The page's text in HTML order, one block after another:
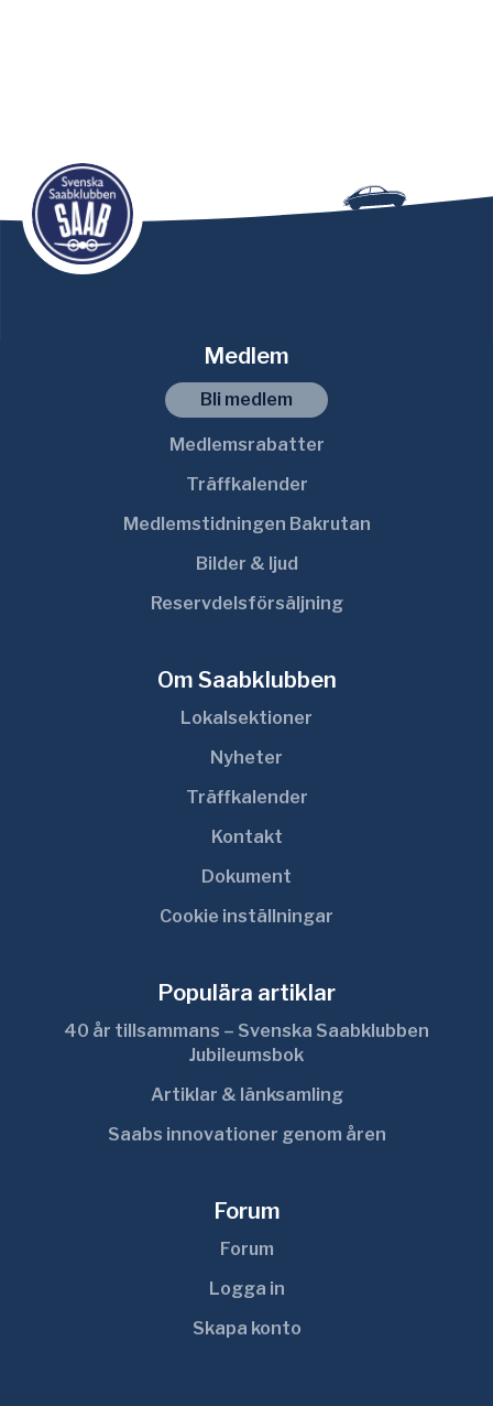
Medlem
Bli medlem
Medlemsrabatter
Träffkalender
Medlemstidningen Bakrutan
Bilder & ljud
Reservdelsförsäljning
Om Saabklubben
Lokalsektioner
Nyheter
Träffkalender
Kontakt
Dokument
Cookie inställningar
Populära artiklar
40 år tillsammans – Svenska Saabklubben
Jubileumsbok
Artiklar & länksamling
Saabs innovationer genom åren
Forum
Forum
Logga in
Skapa konto